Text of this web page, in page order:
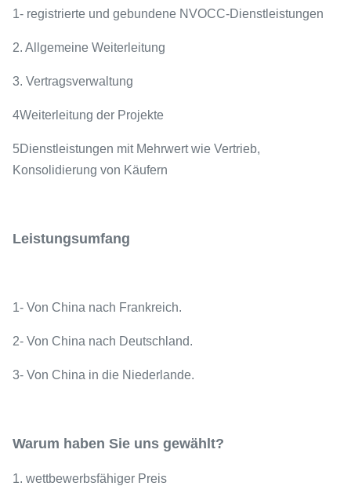
1- registrierte und gebundene NVOCC-Dienstleistungen
2. Allgemeine Weiterleitung
3. Vertragsverwaltung
4Weiterleitung der Projekte
5Dienstleistungen mit Mehrwert wie Vertrieb,
Konsolidierung von Käufern
Leistungsumfang
1- Von China nach Frankreich.
2- Von China nach Deutschland.
3- Von China in die Niederlande.
Warum haben Sie uns gewählt?
1. wettbewerbsfähiger Preis